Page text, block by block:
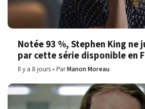
Notée 93 %, Stephen King ne
par cette série disponible en
Il y a 8 jours ParManon Moreau